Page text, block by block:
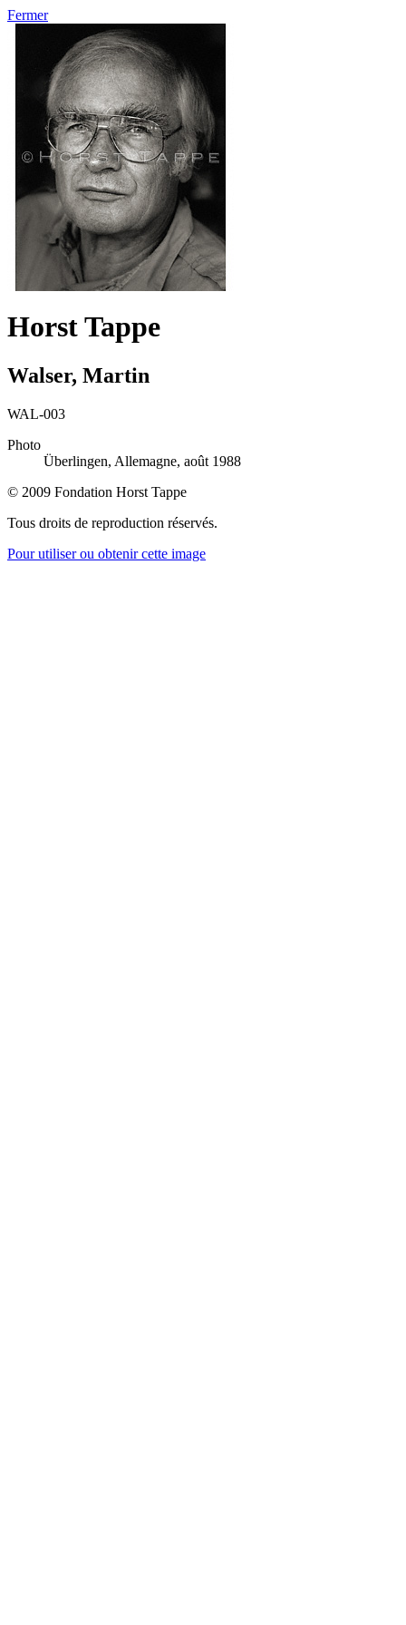
Fermer
Horst Tappe
Walser, Martin
WAL-003
Photo
Überlingen, Allemagne, août 1988
© 2009 Fondation Horst Tappe
Tous droits de reproduction réservés.
Pour utiliser ou obtenir cette image